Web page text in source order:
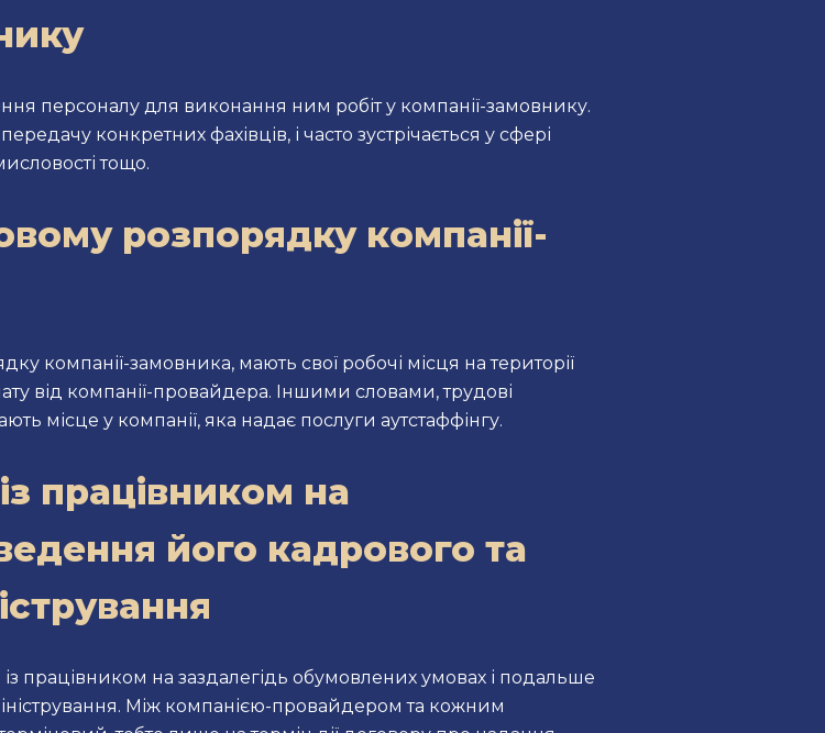
персоналу для виконання ним робіт у компанії-замовнику.
конкретних фахівців, і часто зустрічається у сфері
тощо.
розпорядку компанії-
компанії-замовника, мають свої робочі місця на території
від компанії-провайдера. Іншими словами, трудові
місце у компанії, яка надає послуги аутстаффінгу.
працівником на
його кадрового та
працівником на заздалегідь обумовлених умовах і подальше
Між компанією-провайдером та кожним